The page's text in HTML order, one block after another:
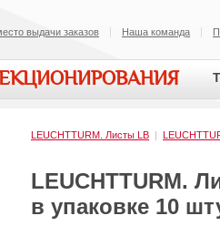
выдачи заказов Наша команда
LEUCHTTURM. Листы LB |
LEUCHTTURM.
в упаковке 10